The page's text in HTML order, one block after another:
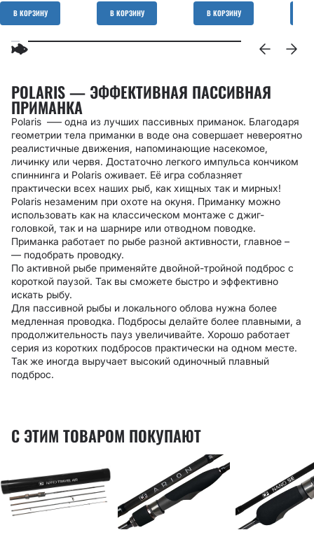
В КОРЗИНУ В КОРЗИНУ В КОРЗИНУ
POLARIS — ЭФФЕКТИВНАЯ ПАССИВНАЯ
ПРИМАНКА
Polaris –— одна из лучших пассивных приманок. Благодаря
геометрии тела приманки в воде она совершает невероятно
реалистичные движения, напоминающие насекомое,
личинку или червя. Достаточно легкого импульса кончиком
спиннинга и Polaris оживает. Её игра соблазняет
практически всех наших рыб, как хищных так и мирных!
Polaris незаменим при охоте на окуня. Приманку можно
использовать как на классическом монтаже с джиг-
головкой, так и на шарнире или отводном поводке.
Приманка работает по рыбе разной активности, главное –
— подобрать проводку.
По активной рыбе применяйте двойной-тройной подброс с
короткой паузой. Так вы сможете быстро и эффективно
искать рыбу.
Для пассивной рыбы и локального облова нужна более
медленная проводка. Подбросы делайте более плавными, а
продолжительность пауз увеличивайте. Хорошо работает
серия из коротких подбросов практически на одном месте.
Так же иногда выручает высокий одиночный плавный
подброс.
С ЭТИМ ТОВАРОМ ПОКУПАЮТ